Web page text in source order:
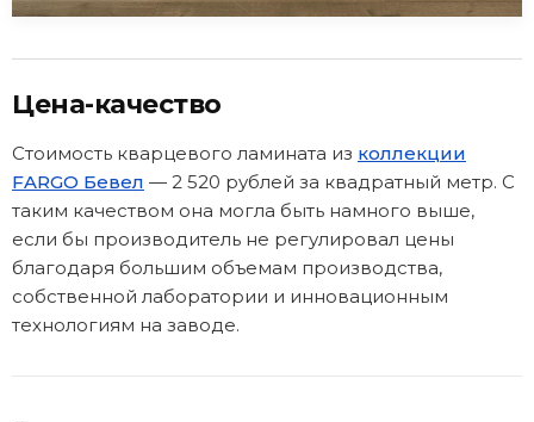
Цена-качество
Стоимость кварцевого ламината из коллекции
FARGO Бевел — 2 520 рублей за квадратный метр. С
таким качеством она могла быть намного выше,
если бы производитель не регулировал цены
благодаря большим объемам производства,
собственной лаборатории и инновационным
технологиям на заводе.